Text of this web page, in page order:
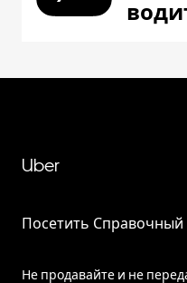
Uber
Посетить Справочный
Не продавайте и не